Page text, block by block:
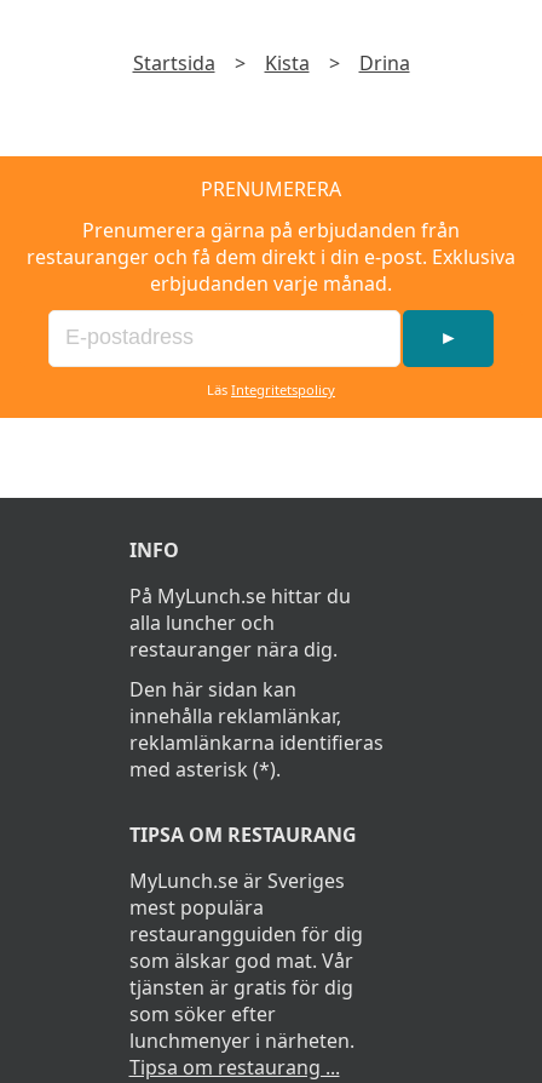
Startsida > Kista > Drina
PRENUMERERA
Prenumerera gärna på erbjudanden från
restauranger och få dem direkt i din e-post. Exklusiva
erbjudanden varje månad.
►
Läs Integritetspolicy
INFO
På MyLunch.se hittar du
alla luncher och
restauranger nära dig.
Den här sidan kan
innehålla reklamlänkar,
reklamlänkarna identifieras
med asterisk (*).
TIPSA OM RESTAURANG
MyLunch.se är Sveriges
mest populära
restaurangguiden för dig
som älskar god mat. Vår
tjänsten är gratis för dig
som söker efter
lunchmenyer i närheten.
Tipsa om restaurang ...